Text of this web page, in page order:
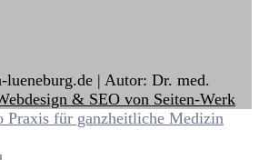
| Autor: Dr. med.
& SEO von Seiten-Werk